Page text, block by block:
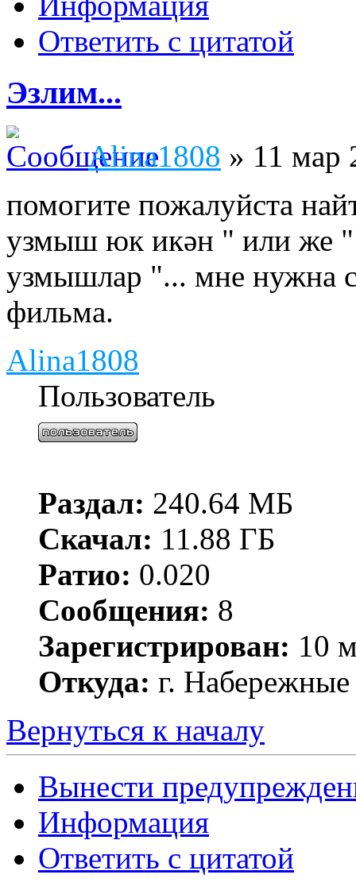
Ответить с цитатой
Эзлим...
Alina1808 » 11 мар
помогите пожалуйста
узмыш юк икән " или же
узмышлар "... мне нужна
фильма.
Alina1808
Пользователь
Раздал: 240.64 МБ
Скачал: 11.88 ГБ
Ратио: 0.020
Сообщения: 8
Зарегистрирован: 10
Откуда: г.
Вернуться к началу
Вынести
Информация
Ответить с цитатой